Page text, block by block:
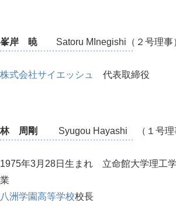
峯岸 暁 Satoru MInegishi（２号理事
株式会社サイエッシュ 代表取締役
林 周剛 Syugou Hayashi （１号理
1975年3月28日生まれ 立命館大学理工
業
八洲学園高等学校校長